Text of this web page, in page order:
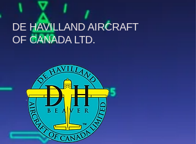
DE HAVILLAND AIRCRAFT
OF CANADA LTD.